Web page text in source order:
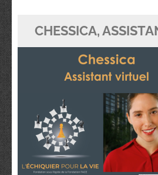
CHESSICA,